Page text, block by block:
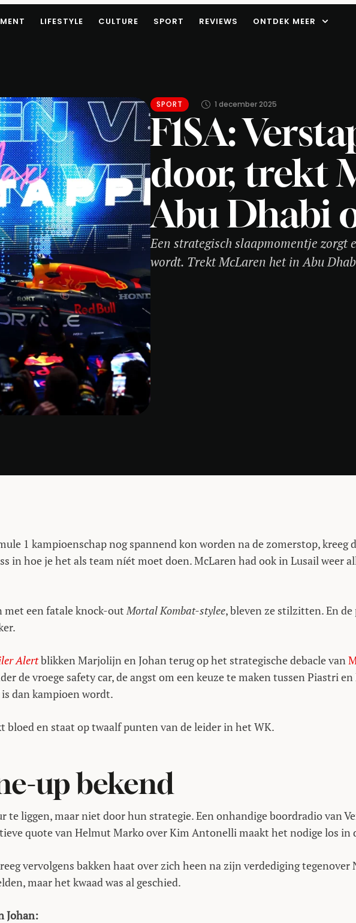
LIFESTYLE CULTURE SPORT REVIEWS ONTDEK MEER
SPORT 1 december 2025
F1SA:
door, trekt
Abu Dhabi
Een strategisch slaapmomentje zorgt
wordt. Trekt McLaren het in Abu
1 kampioenschap nog spannend kon worden na de zomerstop, kreeg
in hoe je het als team níét moet doen. McLaren had ook in Lusail weer
met een fatale knock-outMortal Kombat-stylee, bleven ze stilzitten. En
Alertblikken Marjolijn en Johan terug op het strategische debacle van
de vroege safety car, de angst om een keuze te maken tussen Piastri
dan kampioen wordt.
bloed en staat op twaalf punten van de leider in het WK.
up bekend
te liggen, maar niet door hun strategie. Een onhandige boordradio van
quote van Helmut Marko over Kim Antonelli maakt het nodige los in
vervolgens bakken haat over zich heen na zijn verdediging tegenover
maar het kwaad was al geschied.
Johan: